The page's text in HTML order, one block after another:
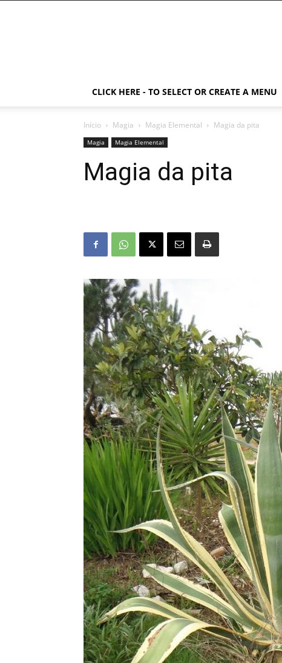
CLICK HERE - TO SELECT OR CREATE A MENU
Início Magia Magia Elemental Magia da pita
Magia Magia Elemental
Magia da pita